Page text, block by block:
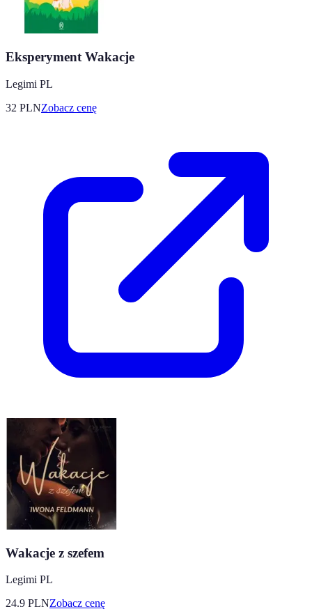
Eksperyment Wakacje
Legimi PL
32 PLNZobacz cenę
Wakacje z szefem
Legimi PL
24.9 PLNZobacz cenę